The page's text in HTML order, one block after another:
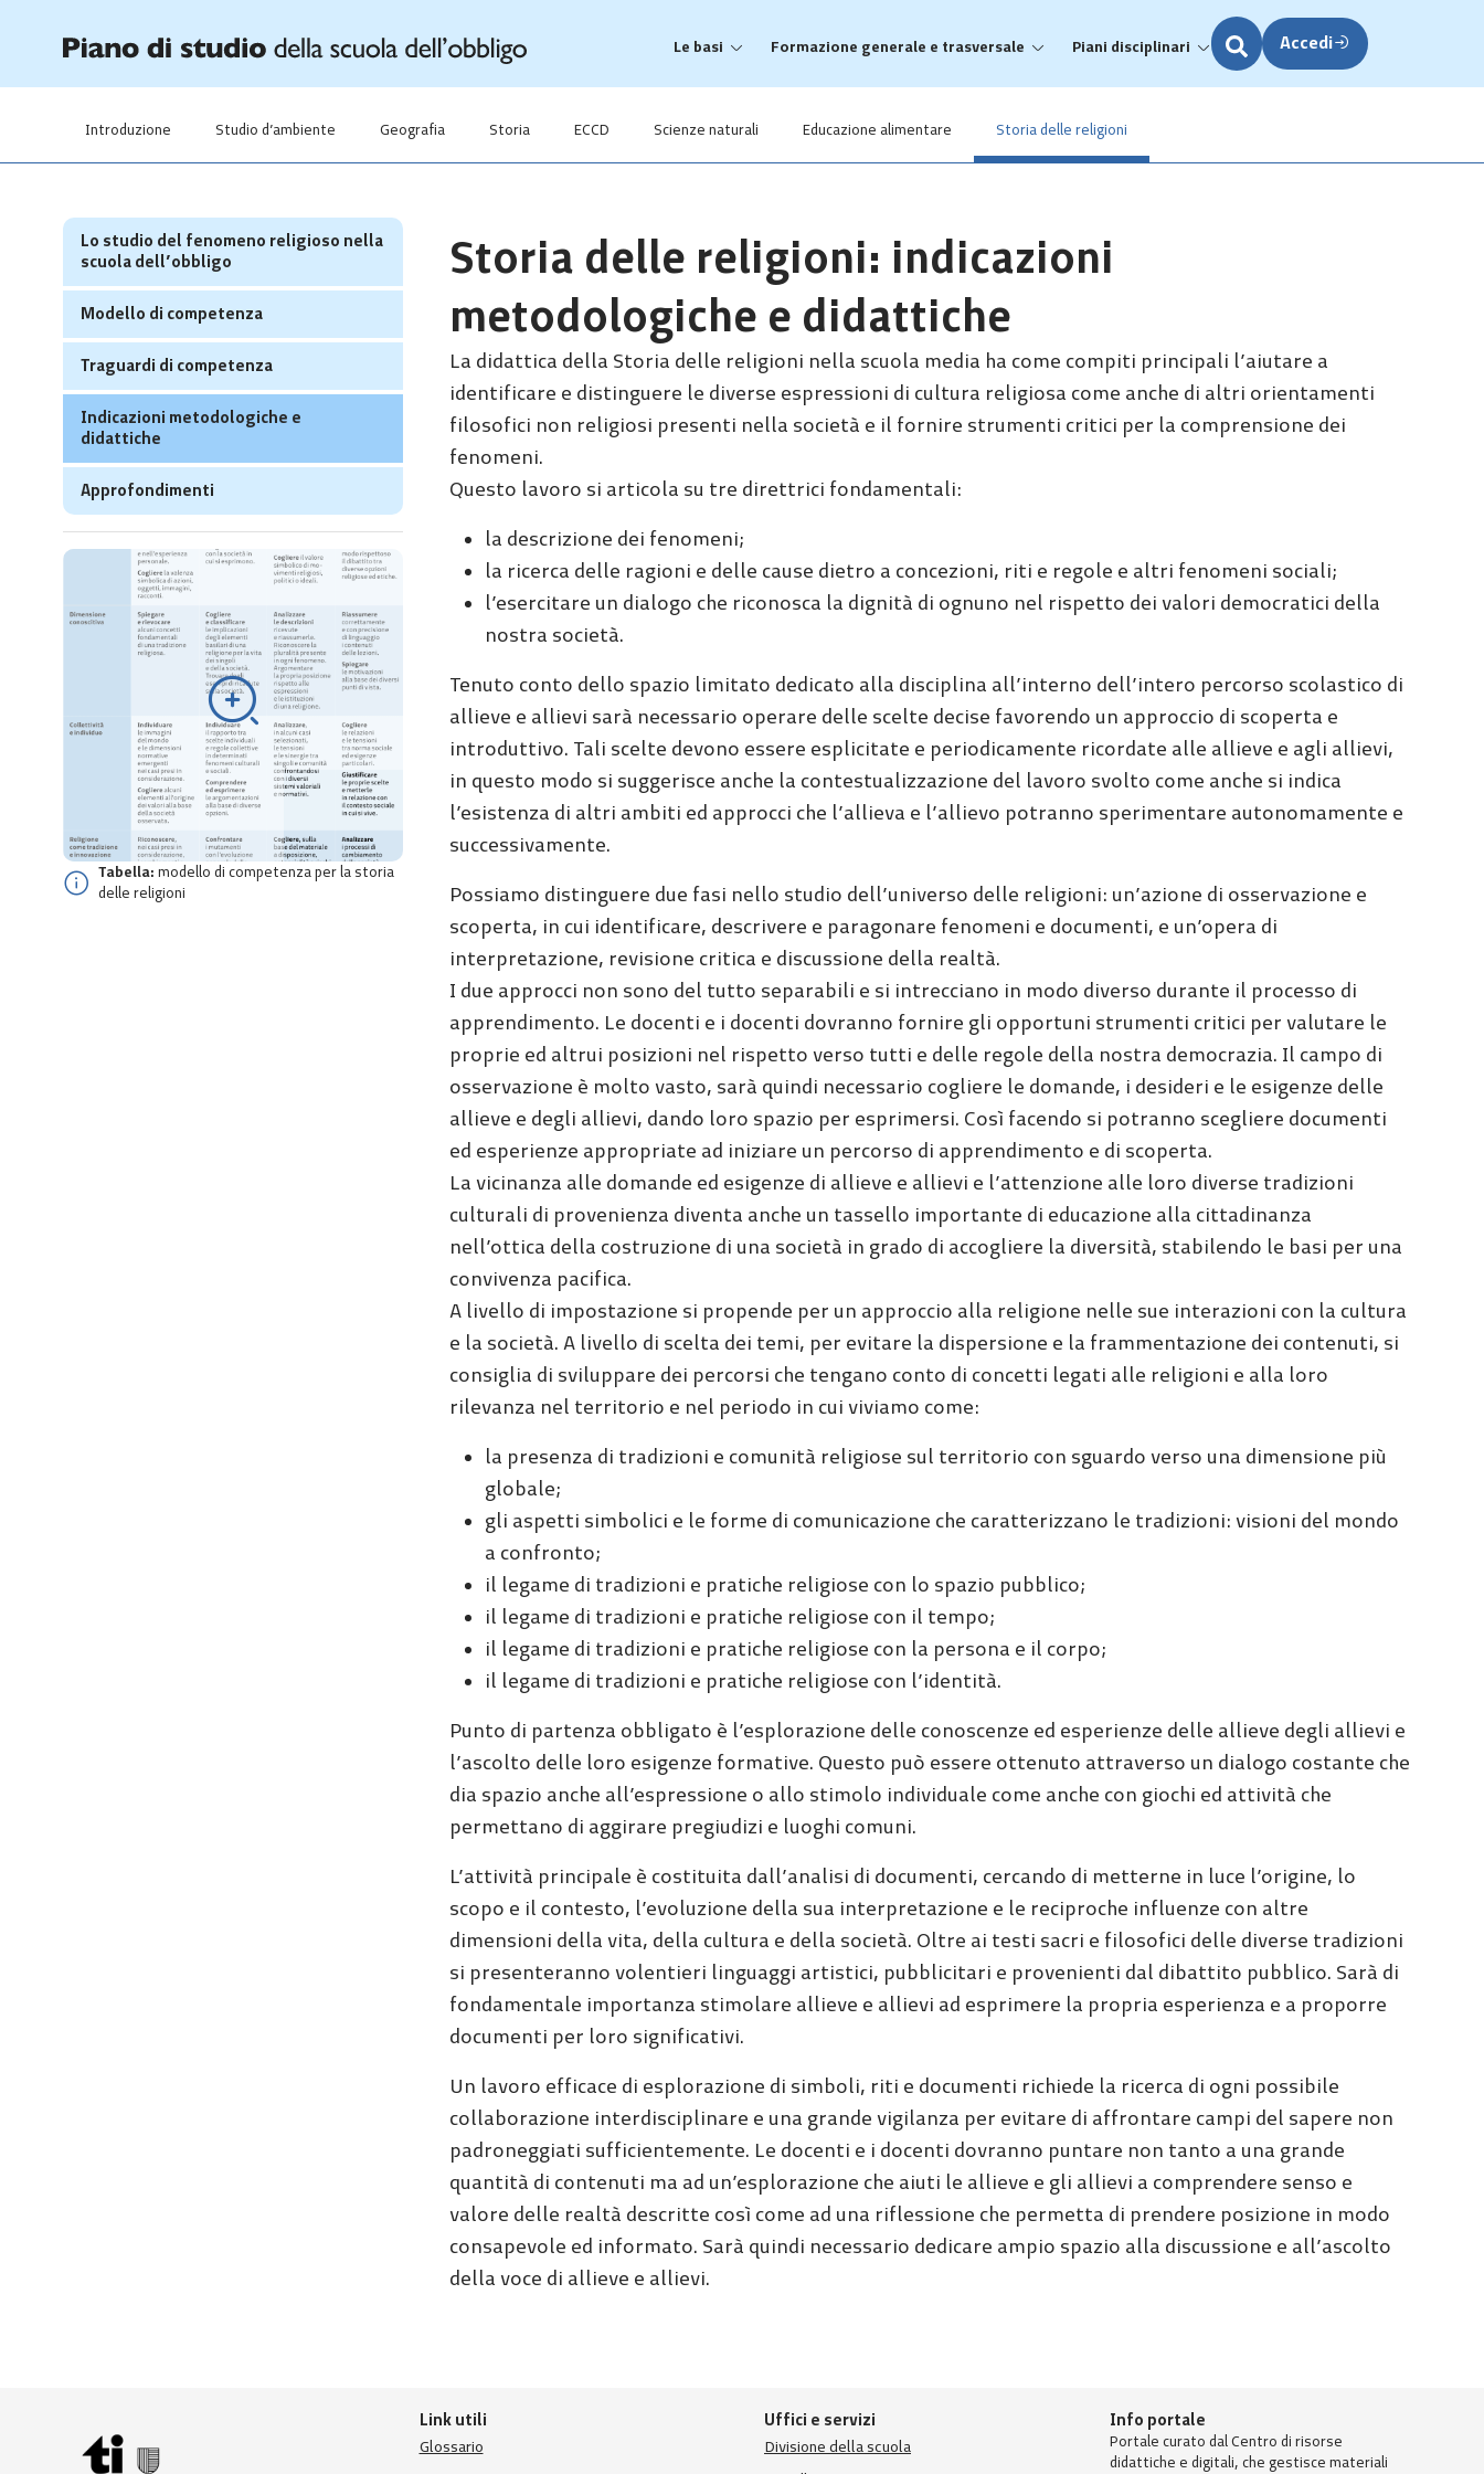
Le basi Formazione generale e trasversale Piani disciplinari Accedi
Introduzione Studio d’ambiente Geografia Storia ECCD Scienze naturali Educazione alimentare Storia delle religioni
Lo studio del fenomeno religioso nella
scuola dell’obbligo
Modello di competenza
Traguardi di competenza
Indicazioni metodologiche e
didattiche
Approfondimenti
Tabella: modello di competenza per la storia
delle religioni
Storia delle religioni: indicazioni
metodologiche e didattiche
La didattica della Storia delle religioni nella scuola media ha come compiti principali l’aiutare a
identificare e distinguere le diverse espressioni di cultura religiosa come anche di altri orientamenti
filosofici non religiosi presenti nella società e il fornire strumenti critici per la comprensione dei
fenomeni.
Questo lavoro si articola su tre direttrici fondamentali:
la descrizione dei fenomeni;
la ricerca delle ragioni e delle cause dietro a concezioni, riti e regole e altri fenomeni sociali;
l’esercitare un dialogo che riconosca la dignità di ognuno nel rispetto dei valori democratici della
nostra società.
Tenuto conto dello spazio limitato dedicato alla disciplina all’interno dell’intero percorso scolastico di
allieve e allievi sarà necessario operare delle scelte decise favorendo un approccio di scoperta e
introduttivo. Tali scelte devono essere esplicitate e periodicamente ricordate alle allieve e agli allievi,
in questo modo si suggerisce anche la contestualizzazione del lavoro svolto come anche si indica
l’esistenza di altri ambiti ed approcci che l’allieva e l’allievo potranno sperimentare autonomamente e
successivamente.
Possiamo distinguere due fasi nello studio dell’universo delle religioni: un’azione di osservazione e
scoperta, in cui identificare, descrivere e paragonare fenomeni e documenti, e un’opera di
interpretazione, revisione critica e discussione della realtà.
I due approcci non sono del tutto separabili e si intrecciano in modo diverso durante il processo di
apprendimento. Le docenti e i docenti dovranno fornire gli opportuni strumenti critici per valutare le
proprie ed altrui posizioni nel rispetto verso tutti e delle regole della nostra democrazia. Il campo di
osservazione è molto vasto, sarà quindi necessario cogliere le domande, i desideri e le esigenze delle
allieve e degli allievi, dando loro spazio per esprimersi. Così facendo si potranno scegliere documenti
ed esperienze appropriate ad iniziare un percorso di apprendimento e di scoperta.
La vicinanza alle domande ed esigenze di allieve e allievi e l’attenzione alle loro diverse tradizioni
culturali di provenienza diventa anche un tassello importante di educazione alla cittadinanza
nell’ottica della costruzione di una società in grado di accogliere la diversità, stabilendo le basi per una
convivenza pacifica.
A livello di impostazione si propende per un approccio alla religione nelle sue interazioni con la cultura
e la società. A livello di scelta dei temi, per evitare la dispersione e la frammentazione dei contenuti, si
consiglia di sviluppare dei percorsi che tengano conto di concetti legati alle religioni e alla loro
rilevanza nel territorio e nel periodo in cui viviamo come:
la presenza di tradizioni e comunità religiose sul territorio con sguardo verso una dimensione più
globale;
gli aspetti simbolici e le forme di comunicazione che caratterizzano le tradizioni: visioni del mondo
a confronto;
il legame di tradizioni e pratiche religiose con lo spazio pubblico;
il legame di tradizioni e pratiche religiose con il tempo;
il legame di tradizioni e pratiche religiose con la persona e il corpo;
il legame di tradizioni e pratiche religiose con l’identità.
Punto di partenza obbligato è l’esplorazione delle conoscenze ed esperienze delle allieve degli allievi e
l’ascolto delle loro esigenze formative. Questo può essere ottenuto attraverso un dialogo costante che
dia spazio anche all’espressione o allo stimolo individuale come anche con giochi ed attività che
permettano di aggirare pregiudizi e luoghi comuni.
L’attività principale è costituita dall’analisi di documenti, cercando di metterne in luce l’origine, lo
scopo e il contesto, l’evoluzione della sua interpretazione e le reciproche influenze con altre
dimensioni della vita, della cultura e della società. Oltre ai testi sacri e filosofici delle diverse tradizioni
si presenteranno volentieri linguaggi artistici, pubblicitari e provenienti dal dibattito pubblico. Sarà di
fondamentale importanza stimolare allieve e allievi ad esprimere la propria esperienza e a proporre
documenti per loro significativi.
Un lavoro efficace di esplorazione di simboli, riti e documenti richiede la ricerca di ogni possibile
collaborazione interdisciplinare e una grande vigilanza per evitare di affrontare campi del sapere non
padroneggiati sufficientemente. Le docenti e i docenti dovranno puntare non tanto a una grande
quantità di contenuti ma ad un’esplorazione che aiuti le allieve e gli allievi a comprendere senso e
valore delle realtà descritte così come ad una riflessione che permetta di prendere posizione in modo
consapevole ed informato. Sarà quindi necessario dedicare ampio spazio alla discussione e all’ascolto
della voce di allieve e allievi.
Link utili
Glossario
Uffici e servizi
Divisione della scuola
Info portale
Portale curato dal Centro di risorse
didattiche e digitali, che gestisce materiali